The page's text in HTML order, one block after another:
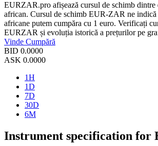
EURZAR.pro afișează cursul de schimb dintre
african. Cursul de schimb EUR-ZAR ne indică
africane putem cumpăra cu 1 euro. Verificați
EURZAR și evoluția istorică a prețurilor pe
Vinde Cumpără
BID 0.0000
ASK 0.0000
1H
1D
7D
30D
6M
Instrument specification for